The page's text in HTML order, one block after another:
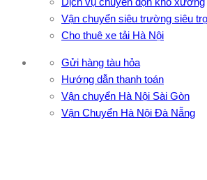
Vận chuyển siêu trường siêu
Cho thuê xe tải Hà Nội
Gửi hàng tàu hỏa
Hướng dẫn thanh toán
Vận chuyển Hà Nội Sài Gòn
Vận Chuyển Hà Nội Đà Nẵng